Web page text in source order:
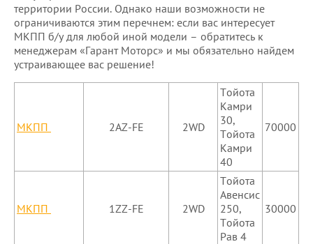
территории России. Однако наши возможности не
ограничиваются этим перечнем: если вас интересует
МКПП б/у для любой иной модели – обратитесь к
менеджерам «Гарант Моторс» и мы обязательно найдем
устраивающее вас решение!
МКПП 2AZ-FE 2WD
Тойота
Камри
30,
Тойота
Камри
40
70000
МКПП 1ZZ-FE 2WD
Тойота
Авенсис
250,
Тойота
Рав 4
30000